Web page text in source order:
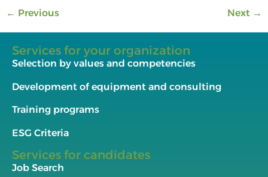
← Previous Next →
Services for your organization
Selection by values and competencies
Development of equipment and consulting
Training programs
ESG Criteria
Services for candidates
Job Search